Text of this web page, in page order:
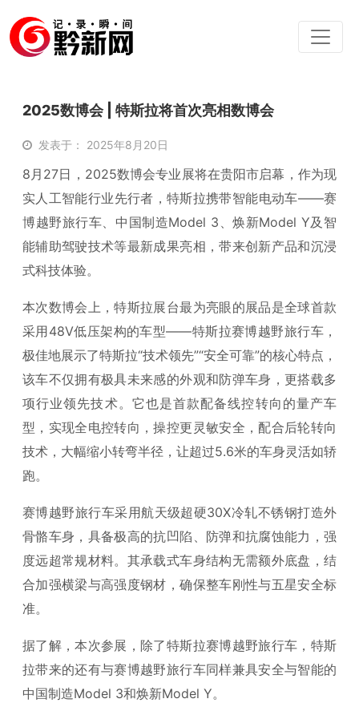
2025数博会 | 特斯拉将首次亮相数博会
发表于： 2025年8月20日
8月27日，2025数博会专业展将在贵阳市启幕，作为现
实人工智能行业先行者，特斯拉携带智能电动车——赛
博越野旅行车、中国制造Model 3、焕新Model Y及智
能辅助驾驶技术等最新成果亮相，带来创新产品和沉浸
式科技体验。
本次数博会上，特斯拉展台最为亮眼的展品是全球首款
采用 48V低压架构的车型——特斯拉赛博越野旅行车，
极佳地展示了特斯拉“技术领先”“安全可靠”的核心特点，
该车不仅拥有极具未来感的外观和防弹车身，更搭载多
项行业领先技术。它也是首款配备线控转向的量产车
型，实现全电控转向，操控更灵敏安全，配合后轮转向
技术，大幅缩小转弯半径，让超过5.6米的车身灵活如轿
跑。
赛博越野旅行车采用航天级超硬30X冷轧不锈钢打造外
骨骼车身，具备极高的抗凹陷、防弹和抗腐蚀能力，强
度远超常规材料。其承载式车身结构无需额外底盘，结
合加强横梁与高强度钢材，确保整车刚性与五星安全标
准。
据了解，本次参展，除了特斯拉赛博越野旅行车，特斯
拉带来的还有与赛博越野旅行车同样兼具安全与智能的
中国制造Model 3和焕新Model Y。